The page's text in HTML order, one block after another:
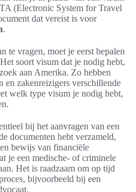
(Electronic System for Travel
dat vereist is voor
.
te vragen, moet je eerst bepalen
soort visum dat je nodig hebt,
aan Amerika. Zo hebben
en zakenreizigers verschillende
welk type visum je nodig hebt,
bij het aanvragen van een
documenten hebt verzameld,
bewijs van financiële
je een medische- of criminele
Het is raadzaam om op tijd
bijvoorbeeld bij een